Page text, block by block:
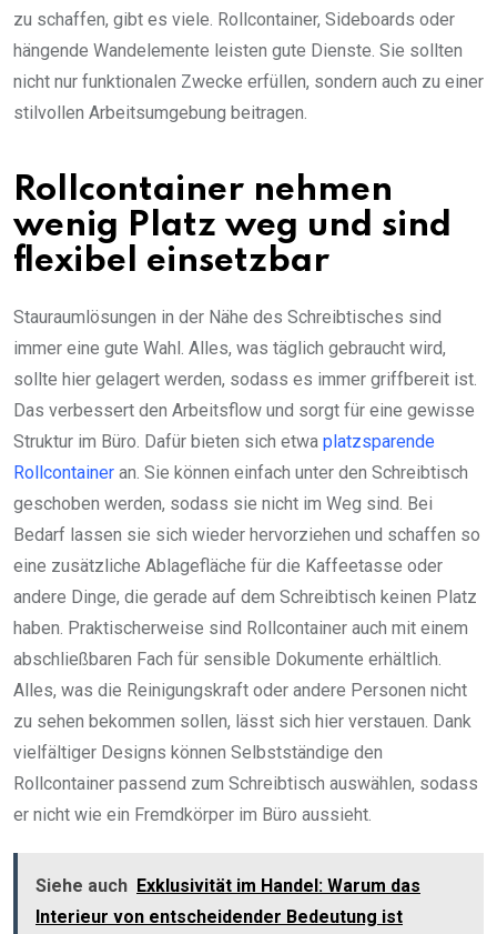
zu schaffen, gibt es viele. Rollcontainer, Sideboards oder
hängende Wandelemente leisten gute Dienste. Sie sollten
nicht nur funktionalen Zwecke erfüllen, sondern auch zu einer
stilvollen Arbeitsumgebung beitragen.
Rollcontainer nehmen
wenig Platz weg und sind
flexibel einsetzbar
Stauraumlösungen in der Nähe des Schreibtisches sind
immer eine gute Wahl. Alles, was täglich gebraucht wird,
sollte hier gelagert werden, sodass es immer griffbereit ist.
Das verbessert den Arbeitsflow und sorgt für eine gewisse
Struktur im Büro. Dafür bieten sich etwa platzsparende
Rollcontainer an. Sie können einfach unter den Schreibtisch
geschoben werden, sodass sie nicht im Weg sind. Bei
Bedarf lassen sie sich wieder hervorziehen und schaffen so
eine zusätzliche Ablagefläche für die Kaffeetasse oder
andere Dinge, die gerade auf dem Schreibtisch keinen Platz
haben. Praktischerweise sind Rollcontainer auch mit einem
abschließbaren Fach für sensible Dokumente erhältlich.
Alles, was die Reinigungskraft oder andere Personen nicht
zu sehen bekommen sollen, lässt sich hier verstauen. Dank
vielfältiger Designs können Selbstständige den
Rollcontainer passend zum Schreibtisch auswählen, sodass
er nicht wie ein Fremdkörper im Büro aussieht.
Siehe auch Exklusivität im Handel: Warum das
Interieur von entscheidender Bedeutung ist